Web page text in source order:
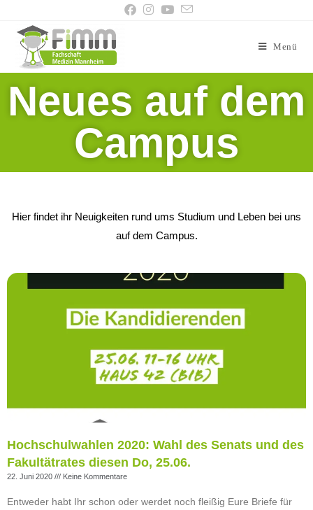
Menü
Neues auf dem
Campus
Hier findet ihr Neuigkeiten rund ums Studium und Leben bei uns
auf dem Campus.
Hochschulwahlen 2020: Wahl des Senats und des
Fakultätrates diesen Do, 25.06.
22. Juni 2020 Keine Kommentare
Entweder habt Ihr schon oder werdet noch fleißig Eure Briefe für